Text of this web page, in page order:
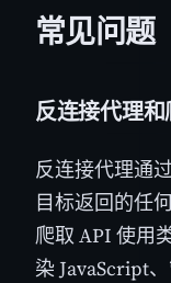
常见问题
反连接代理和
反连接代理通
目标返回的任
爬取 API 使用
染 JavaScript